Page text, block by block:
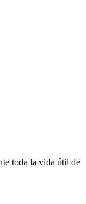
toda la vida útil de